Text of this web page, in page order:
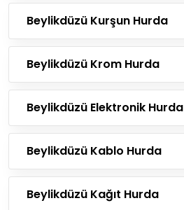
Beylikdüzü Kurşun Hurda
Beylikdüzü Krom Hurda
Beylikdüzü Elektronik Hurda
Beylikdüzü Kablo Hurda
Beylikdüzü Kağıt Hurda